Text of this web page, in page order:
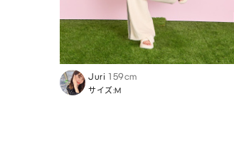
Juri 159cm
サイズ:M